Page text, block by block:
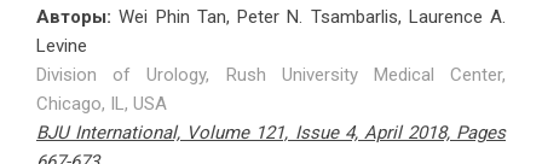
Авторы:Wei Phin Tan, Peter N. Tsambarlis, Laurence A.
Levine
Division of Urology, Rush University Medical Center,
Chicago, IL, USA
BJU International, Volume 121, Issue 4, April 2018, Pages